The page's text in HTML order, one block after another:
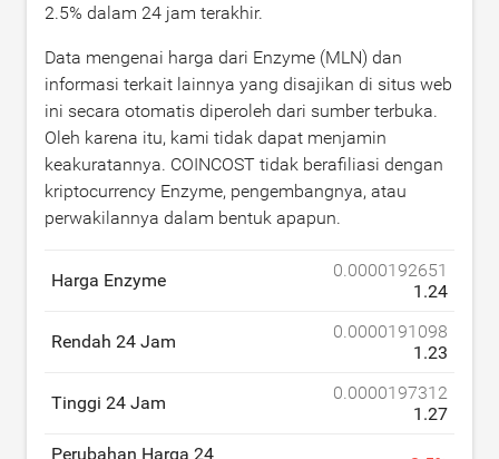
2.5% dalam 24 jam terakhir.
Data mengenai harga dari Enzyme (MLN) dan
informasi terkait lainnya yang disajikan di situs web
ini secara otomatis diperoleh dari sumber terbuka.
Oleh karena itu, kami tidak dapat menjamin
keakuratannya. COINCOST tidak berafiliasi dengan
kriptocurrency Enzyme, pengembangnya, atau
perwakilannya dalam bentuk apapun.
Harga Enzyme
0.0000192651
1.24
Rendah 24 Jam
0.0000191098
1.23
Tinggi 24 Jam
0.0000197312
1.27
Perubahan Harga 24